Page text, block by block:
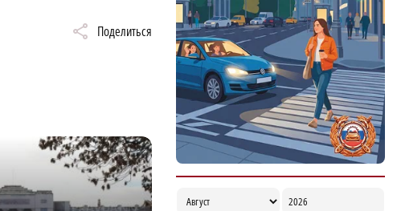
Поделиться
12:47